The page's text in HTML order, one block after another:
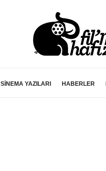
SİNEMA YAZILARI HABERLER